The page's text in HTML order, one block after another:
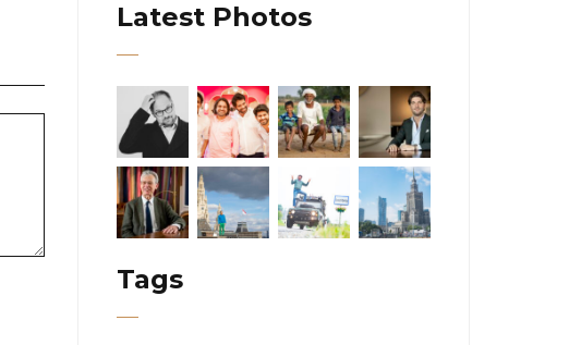
Latest Photos
Tags